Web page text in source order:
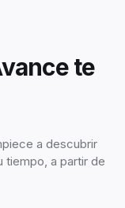
te
a descubrir
tiempo, a partir de